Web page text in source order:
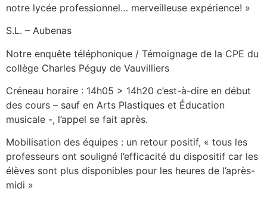
notre lycée professionnel… merveilleuse expérience! »
S.L. – Aubenas
Notre enquête téléphonique / Témoignage de la CPE du
collège Charles Péguy de Vauvilliers
Créneau horaire : 14h05 > 14h20 c’est-à-dire en début
des cours – sauf en Arts Plastiques et Éducation
musicale -, l’appel se fait après.
Mobilisation des équipes : un retour positif, « tous les
professeurs ont souligné l’efficacité du dispositif car les
élèves sont plus disponibles pour les heures de l’après-
midi »